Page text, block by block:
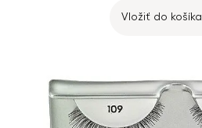
Vložiť do košíka